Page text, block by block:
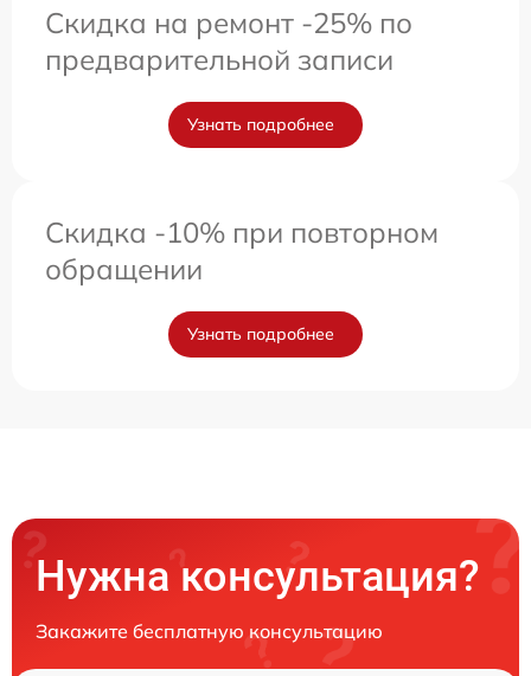
Скидка на ремонт -25% по
предварительной записи
Узнать подробнее
Скидка -10% при повторном
обращении
Узнать подробнее
Нужна консультация?
Закажите бесплатную консультацию